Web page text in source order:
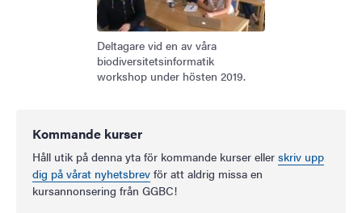
Deltagare vid en av våra
biodiversitetsinformatik
workshop under hösten 2019.
Kommande kurser
Håll utik på denna yta för kommande kurser eller skriv upp
dig på vårat nyhetsbrev för att aldrig missa en
kursannonsering från GGBC!